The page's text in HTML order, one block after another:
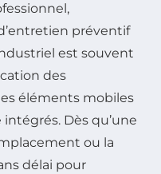
préventif
est souvent
des
éléments mobiles
Dès qu’une
ou la
délai pour